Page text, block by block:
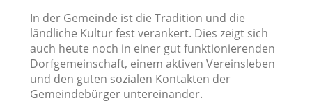
In der Gemeinde ist die Tradition und die
ländliche Kultur fest verankert. Dies zeigt sich
auch heute noch in einer gut funktionierenden
Dorfgemeinschaft, einem aktiven Vereinsleben
und den guten sozialen Kontakten der
Gemeindebürger untereinander.